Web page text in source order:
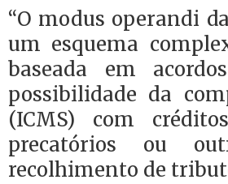
“O modus operandi
um esquema
baseada em
possibilidade da
(ICMS) com
precatórios ou
recolhimento de